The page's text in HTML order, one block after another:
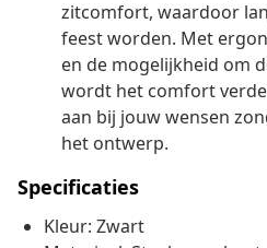
zitcomfort, waardoor
feest worden. Met
en de mogelijkheid om
wordt het comfort
aan bij jouw wensen
het ontwerp.
Specificaties
Kleur: Zwart